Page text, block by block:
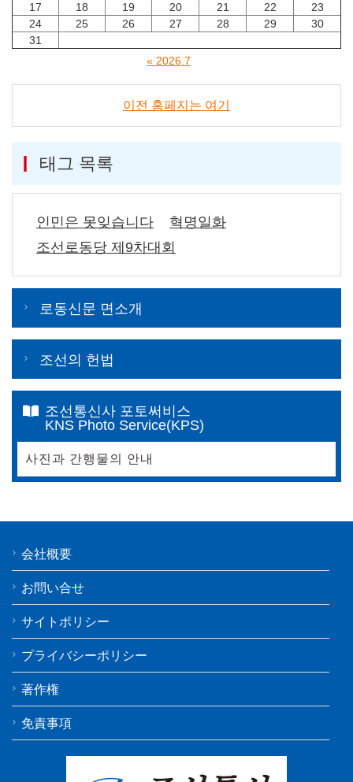
17
18 19 20 21 22
23
24
25 26 27 28 29
30
31
« 2026.7
이전 홈페지는 여기
태그 목록
인민은 못잊습니다
혁명일화
조선로동당 제9차대회
로동신문 면소개
조선의 헌법
조선통신사 포토써비스
KNS Photo Service(KPS)
사진과 간행물의 안내
会社概要
お問い合せ
サイトポリシー
プライバシーポリシー
著作権
免責事項